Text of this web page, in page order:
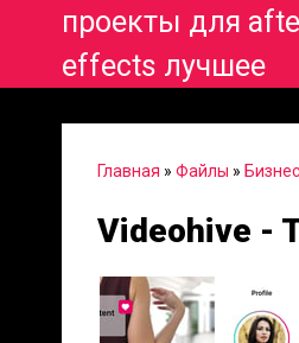
проекты для
effects лучшее
Главная » Файлы »
Videohive -